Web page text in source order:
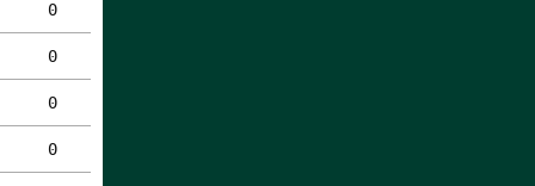
0
0
0
0